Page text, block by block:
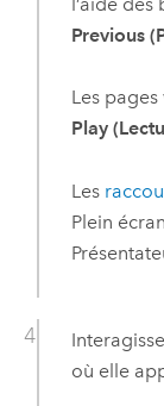
Previous
Les
Play
Les
Plein
où elle